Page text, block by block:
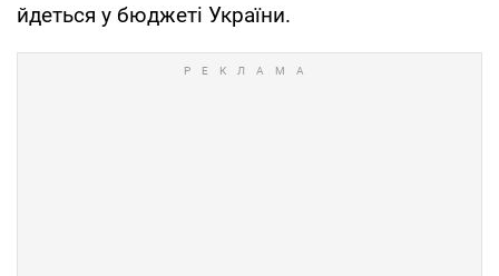
йдеться у бюджеті України.